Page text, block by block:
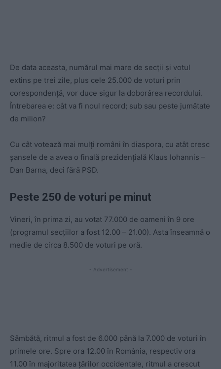
De data aceasta, numărul mai mare de secții și votul
extins pe trei zile, plus cele 25.000 de voturi prin
corespondență, vor duce sigur la doborârea recordului.
Întrebarea e: cât va fi noul record; sub sau peste jumătate
de milion?
Cu cât votează mai mulți români în diaspora, cu atât cresc
șansele de a avea o finală prezidențială Klaus Iohannis –
Dan Barna, deci fără PSD.
Peste 250 de voturi pe minut
Vineri, în prima zi, au votat 77.000 de oameni în 9 ore
(programul secțiilor a fost 12.00 – 21.00). Asta înseamnă o
medie de circa 8.500 de voturi pe oră.
- Advertisement -
Sâmbătă, ritmul a fost de 6.000 până la 7.000 de voturi în
primele ore. Spre ora 12.00 în România, respectiv ora
11.00 în majoritatea țărilor occidentale, ritmul a crescut